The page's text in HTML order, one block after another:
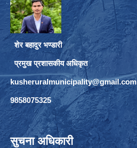
शेर बहादुर भण्डारी
प्रमुख प्रशासकीय अधिकृत
kusheruralmunicipality@gmail.com
9858075325
सुचना अधिकारी